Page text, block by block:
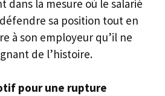
dans la mesure où le salarié
sa position tout en
à son employeur qu’il ne
de l’histoire.
pour une rupture